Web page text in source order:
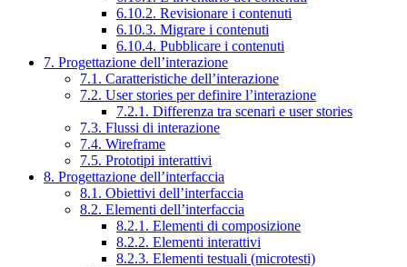
6.10.2. Revisionare i contenuti
6.10.3. Migrare i contenuti
6.10.4. Pubblicare i contenuti
7. Progettazione dell’interazione
7.1. Caratteristiche dell’interazione
7.2. User stories per definire l’interazione
7.2.1. Differenza tra scenari e user stories
7.3. Flussi di interazione
7.4. Wireframe
7.5. Prototipi interattivi
8. Progettazione dell’interfaccia
8.1. Obiettivi dell’interfaccia
8.2. Elementi dell’interfaccia
8.2.1. Elementi di composizione
8.2.2. Elementi interattivi
8.2.3. Elementi testuali (microtesti)